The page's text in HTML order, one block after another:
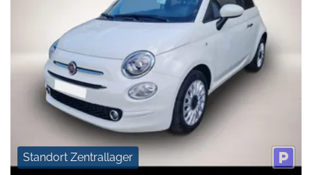
Standort Zentrallager